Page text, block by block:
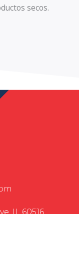
secos.
IL 60516